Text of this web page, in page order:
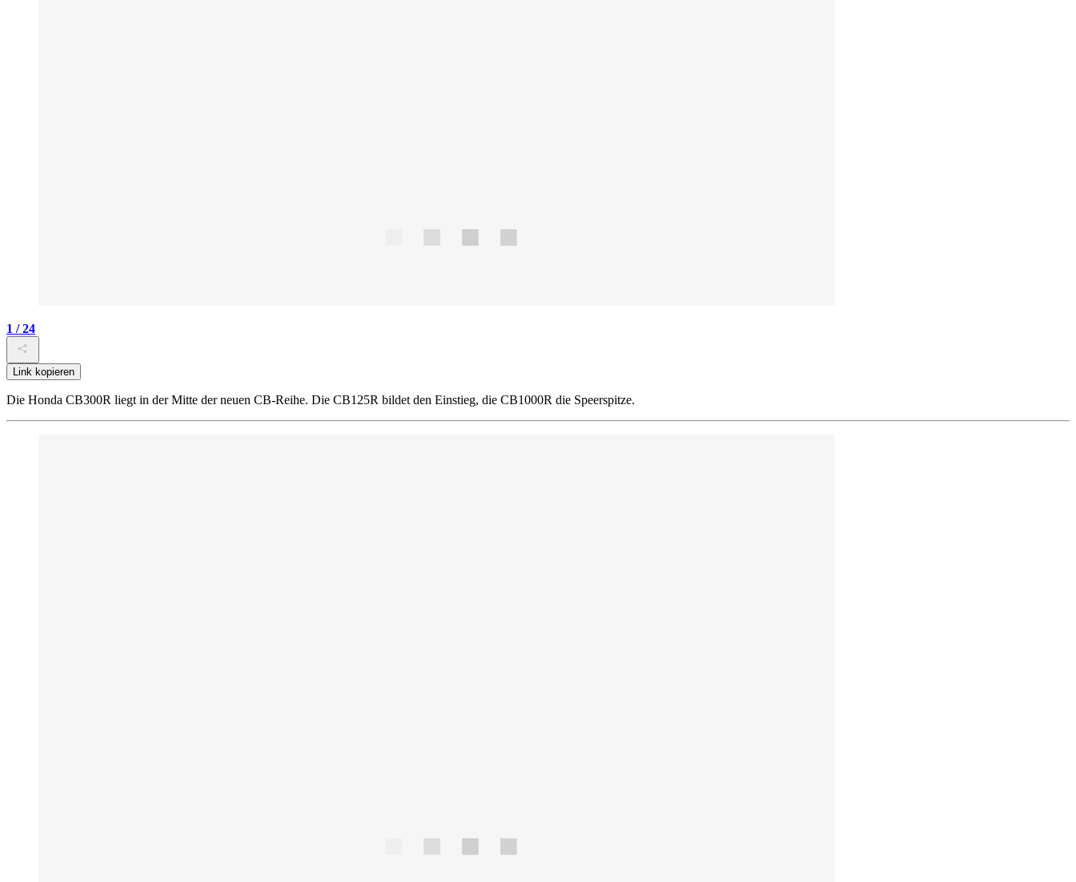
1 / 24
Link kopieren
Die Honda CB300R liegt in der Mitte der neuen CB-Reihe. Die CB125R bildet den Einstieg, die CB1000R die Speerspitze.